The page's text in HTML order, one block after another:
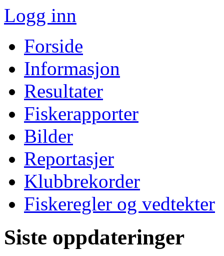
Logg inn
Forside
Informasjon
Resultater
Fiskerapporter
Bilder
Reportasjer
Klubbrekorder
Fiskeregler og vedtekter
Siste oppdateringer